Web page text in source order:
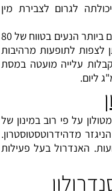
לגרום לצבירת מין
מינון: גברים זקוקים לרוב למינונים גבוהים ביותר הנעים בטווח של 80
לצפות לתופעות מרהיבות
עלייה מועטה במסת
על פי רוב במינון של
מדהידרוטסטוסטרון.
צריך להיות קצר 4-3 שבועות. האנדרול בעל פעילות